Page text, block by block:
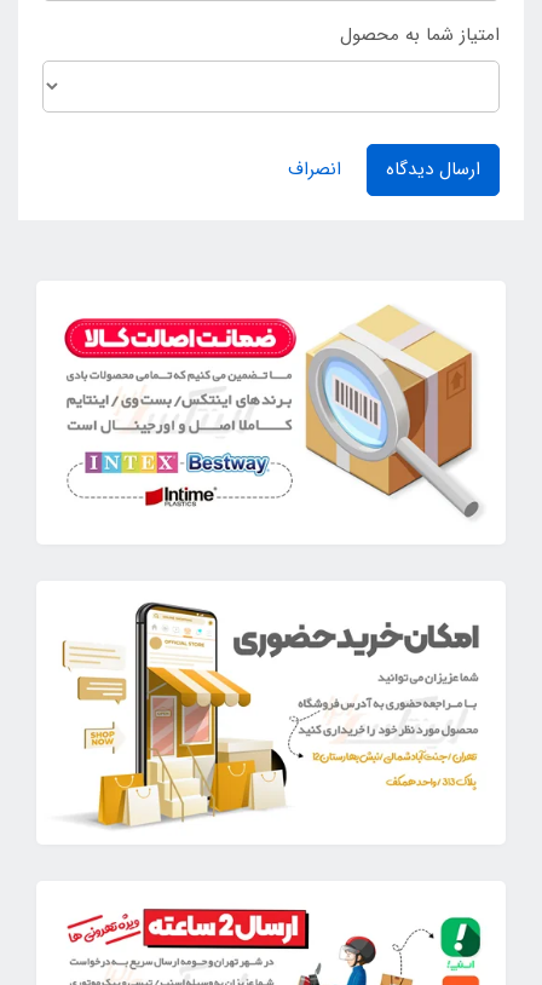
امتیاز شما به محصول
ارسال دیدگاه انصراف